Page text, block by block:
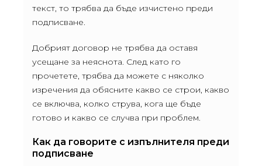
текст, то трябва да бъде изчистено преди
подписване.
Добрият договор не трябва да оставя
усещане за неяснота. След като го
прочетете, трябва да можете с няколко
изречения да обясните какво се строи, какво
се включва, колко струва, кога ще бъде
готово и какво се случва при проблем.
Как да говорите с изпълнителя преди
подписване